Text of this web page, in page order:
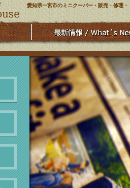
愛知県一宮市のミニクーパー・販売・修理